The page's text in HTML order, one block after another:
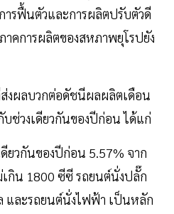
รฟื้นตัวและการผลิตปรับตัวดี
าคการผลิตของสหภาพยุโรปยัง
งผลบวกต่อดัชนีผลผลิตเดือน
ช่วงเดียวกันของปีก่อน ได้แก่
ยวกันของปีก่อน 5.57% จาก
กิน 1800 ซีซี รถยนต์นั่งปลั๊ก
และรถยนต์นั่งไฟฟ้า เป็นหลัก